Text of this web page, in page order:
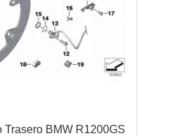
Trasero BMW R1200GS